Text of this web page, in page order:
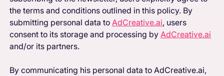
the terms and conditions outlined in this policy. By
submitting personal data to AdCreative.ai, users
consent to its storage and processing by AdCreative.ai
and/or its partners.
By communicating his personal data to AdCreative.ai,